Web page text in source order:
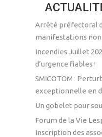
Arrêté préfectoral
manifestations
Incendies Juillet
d’urgence fiables !
SMICOTOM :
exceptionnelle en
Un gobelet pour
Forum de la Vie
Inscription des